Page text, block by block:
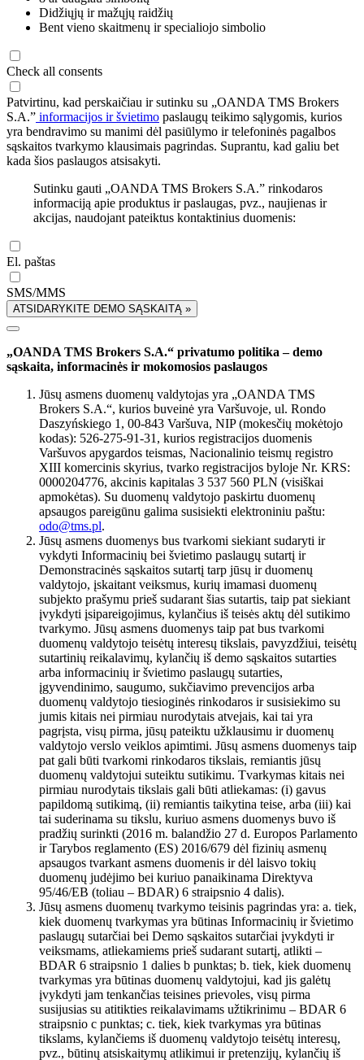
Didžiųjų ir mažųjų raidžių
Bent vieno skaitmenų ir specialiojo simbolio
Check all consents
Patvirtinu, kad perskaičiau ir sutinku su „OANDA TMS Brokers
S.A.” informacijos ir švietimo paslaugų teikimo sąlygomis, kurios
yra bendravimo su manimi dėl pasiūlymo ir telefoninės pagalbos
sąskaitos tvarkymo klausimais pagrindas. Suprantu, kad galiu bet
kada šios paslaugos atsisakyti.
Sutinku gauti „OANDA TMS Brokers S.A.” rinkodaros
informaciją apie produktus ir paslaugas, pvz., naujienas ir
akcijas, naudojant pateiktus kontaktinius duomenis:
El. paštas
SMS/MMS
ATSIDARYKITE DEMO SĄSKAITĄ »
„OANDA TMS Brokers S.A.“ privatumo politika – demo
sąskaita, informacinės ir mokomosios paslaugos
Jūsų asmens duomenų valdytojas yra „OANDA TMS
Brokers S.A.“, kurios buveinė yra Varšuvoje, ul. Rondo
Daszyńskiego 1, 00-843 Varšuva, NIP (mokesčių mokėtojo
kodas): 526-275-91-31, kurios registracijos duomenis
Varšuvos apygardos teismas, Nacionalinio teismų registro
XIII komercinis skyrius, tvarko registracijos byloje Nr. KRS:
0000204776, akcinis kapitalas 3 537 560 PLN (visiškai
apmokėtas). Su duomenų valdytojo paskirtu duomenų
apsaugos pareigūnu galima susisiekti elektroniniu paštu:
odo@tms.pl.
Jūsų asmens duomenys bus tvarkomi siekiant sudaryti ir
vykdyti Informacinių bei švietimo paslaugų sutartį ir
Demonstracinės sąskaitos sutartį tarp jūsų ir duomenų
valdytojo, įskaitant veiksmus, kurių imamasi duomenų
subjekto prašymu prieš sudarant šias sutartis, taip pat siekiant
įvykdyti įsipareigojimus, kylančius iš teisės aktų dėl sutikimo
tvarkymo. Jūsų asmens duomenys taip pat bus tvarkomi
duomenų valdytojo teisėtų interesų tikslais, pavyzdžiui, teisėtų
sutartinių reikalavimų, kylančių iš demo sąskaitos sutarties
arba informacinių ir švietimo paslaugų sutarties,
įgyvendinimo, saugumo, sukčiavimo prevencijos arba
duomenų valdytojo tiesioginės rinkodaros ir susisiekimo su
jumis kitais nei pirmiau nurodytais atvejais, kai tai yra
pagrįsta, visų pirma, jūsų pateiktu užklausimu ir duomenų
valdytojo verslo veiklos apimtimi. Jūsų asmens duomenys taip
pat gali būti tvarkomi rinkodaros tikslais, remiantis jūsų
duomenų valdytojui suteiktu sutikimu. Tvarkymas kitais nei
pirmiau nurodytais tikslais gali būti atliekamas: (i) gavus
papildomą sutikimą, (ii) remiantis taikytina teise, arba (iii) kai
tai suderinama su tikslu, kuriuo asmens duomenys buvo iš
pradžių surinkti (2016 m. balandžio 27 d. Europos Parlamento
ir Tarybos reglamento (ES) 2016/679 dėl fizinių asmenų
apsaugos tvarkant asmens duomenis ir dėl laisvo tokių
duomenų judėjimo bei kuriuo panaikinama Direktyva
95/46/EB (toliau – BDAR) 6 straipsnio 4 dalis).
Jūsų asmens duomenų tvarkymo teisinis pagrindas yra: a. tiek,
kiek duomenų tvarkymas yra būtinas Informacinių ir švietimo
paslaugų sutarčiai bei Demo sąskaitos sutarčiai įvykdyti ir
veiksmams, atliekamiems prieš sudarant sutartį, atlikti –
BDAR 6 straipsnio 1 dalies b punktas; b. tiek, kiek duomenų
tvarkymas yra būtinas duomenų valdytojui, kad jis galėtų
įvykdyti jam tenkančias teisines prievoles, visų pirma
susijusias su atitikties reikalavimams užtikrinimu – BDAR 6
straipsnio c punktas; c. tiek, kiek tvarkymas yra būtinas
tikslams, kylančiems iš duomenų valdytojo teisėtų interesų,
pvz., būtinų atsiskaitymų atlikimui ir pretenzijų, kylančių iš